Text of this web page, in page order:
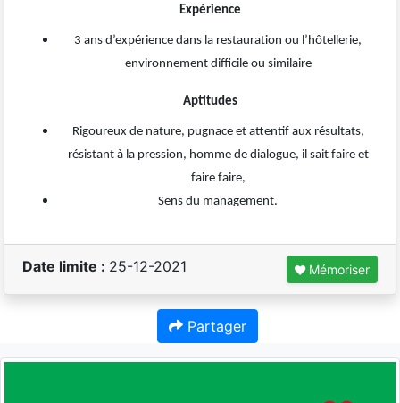
Expérience
3 ans d’expérience dans la restauration ou l’hôtellerie,
environnement difficile ou similaire
Aptitudes
Rigoureux de nature, pugnace et attentif aux résultats,
résistant à la pression, homme de dialogue, il sait faire et
faire faire,
Sens du management.
Date limite : 25-12-2021 Mémoriser
Partager